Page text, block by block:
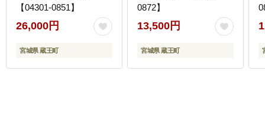
【04301-0851】
26,000円
宮城県 蔵王町
0872】
13,500円
宮城県 蔵王町